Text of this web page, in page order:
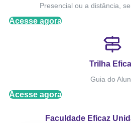
Presencial ou a distância,
Acesse agora
Trilha
Guia do
Acesse agora
Faculdade Eficaz